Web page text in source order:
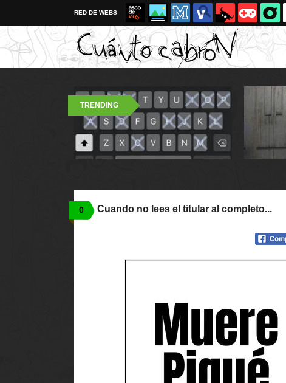
RED DE WEBS
TRENDING
0 Cuando no lees el titular al completo...